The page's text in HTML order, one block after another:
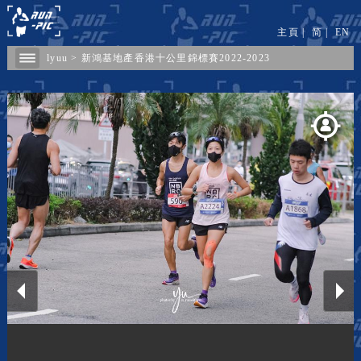
lyuu > 新鴻基地產香港十公里錦標賽2022-2023
主頁 | 简| EN